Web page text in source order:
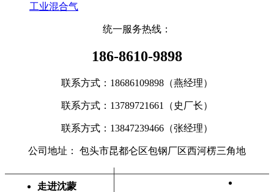
工业混合气
统一服务热线：
186-8610-9898
联系方式：18686109898（燕经理）
联系方式： 13789721661（史厂长）
联系方式： 13847239466（张经理）
公司地址： 包头市昆都仑区包钢厂区西河楞三角地
走进沈蒙